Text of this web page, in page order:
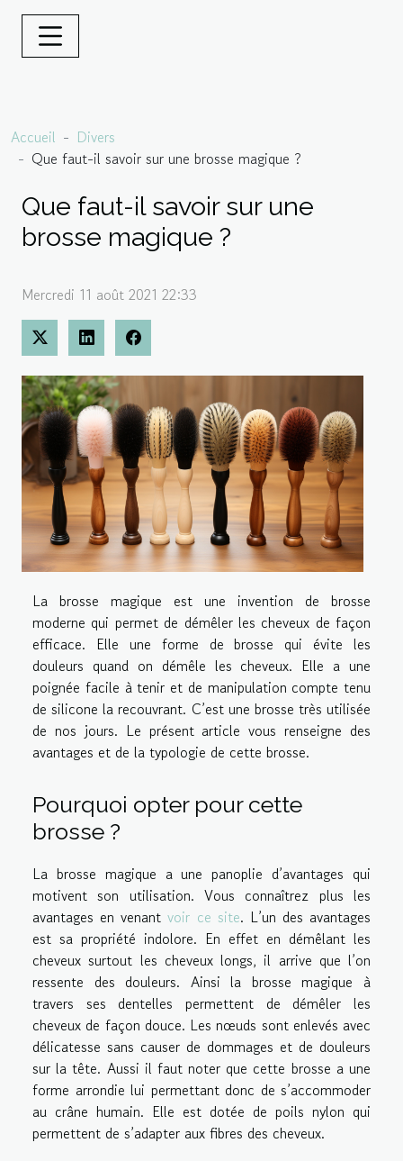
Accueil
Divers
Que faut-il savoir sur une brosse magique ?
Que faut-il savoir sur une
brosse magique ?
Mercredi 11 août 2021 22:33
La brosse magique est une invention de brosse
moderne qui permet de démêler les cheveux de façon
efficace. Elle une forme de brosse qui évite les
douleurs quand on démêle les cheveux. Elle a une
poignée facile à tenir et de manipulation compte tenu
de silicone la recouvrant. C’est une brosse très utilisée
de nos jours. Le présent article vous renseigne des
avantages et de la typologie de cette brosse.
Pourquoi opter pour cette
brosse ?
La brosse magique a une panoplie d’avantages qui
motivent son utilisation. Vous connaîtrez plus les
avantages en venantvoir ce site. L’un des avantages
est sa propriété indolore. En effet en démêlant les
cheveux surtout les cheveux longs, il arrive que l’on
ressente des douleurs. Ainsi la brosse magique à
travers ses dentelles permettent de démêler les
cheveux de façon douce. Les nœuds sont enlevés avec
délicatesse sans causer de dommages et de douleurs
sur la tête. Aussi il faut noter que cette brosse a une
forme arrondie lui permettant donc de s’accommoder
au crâne humain. Elle est dotée de poils nylon qui
permettent de s’adapter aux fibres des cheveux.